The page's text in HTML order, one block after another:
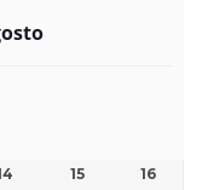
15 16